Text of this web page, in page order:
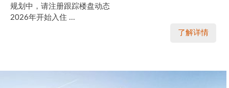
规划中，请注册跟踪楼盘动态
2026年开始入住 ...
了解详情